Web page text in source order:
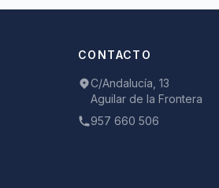
CONTACTO
C/Andalucía, 13
Aguilar de la Frontera
957 660 506